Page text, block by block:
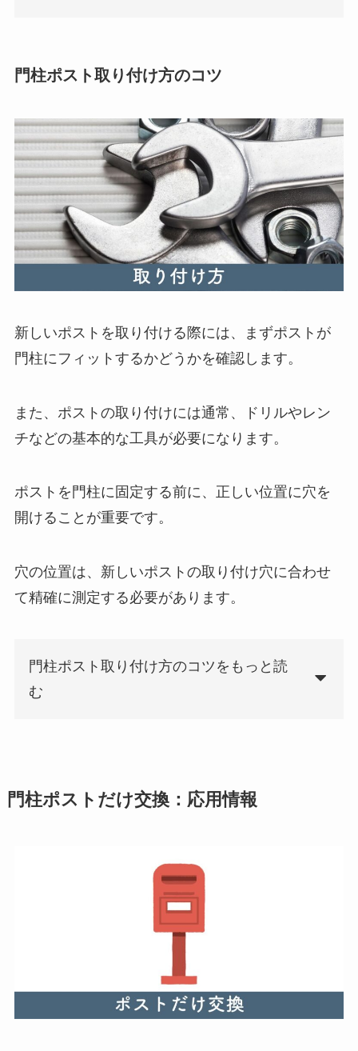
門柱ポスト取り付け方のコツ
新しいポストを取り付ける際には、まずポストが
門柱にフィットするかどうかを確認します。
また、ポストの取り付けには通常、ドリルやレン
チなどの基本的な工具が必要になります。
ポストを門柱に固定する前に、正しい位置に穴を
開けることが重要です。
穴の位置は、新しいポストの取り付け穴に合わせ
て精確に測定する必要があります。
門柱ポスト取り付け方のコツをもっと読
む
門柱ポストだけ交換：応用情報